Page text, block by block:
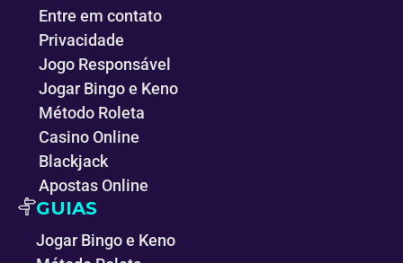
Entre em contato
Privacidade
Jogo Responsável
Jogar Bingo e Keno
Método Roleta
Casino Online
Blackjack
Apostas Online
GUIAS
Jogar Bingo e Keno